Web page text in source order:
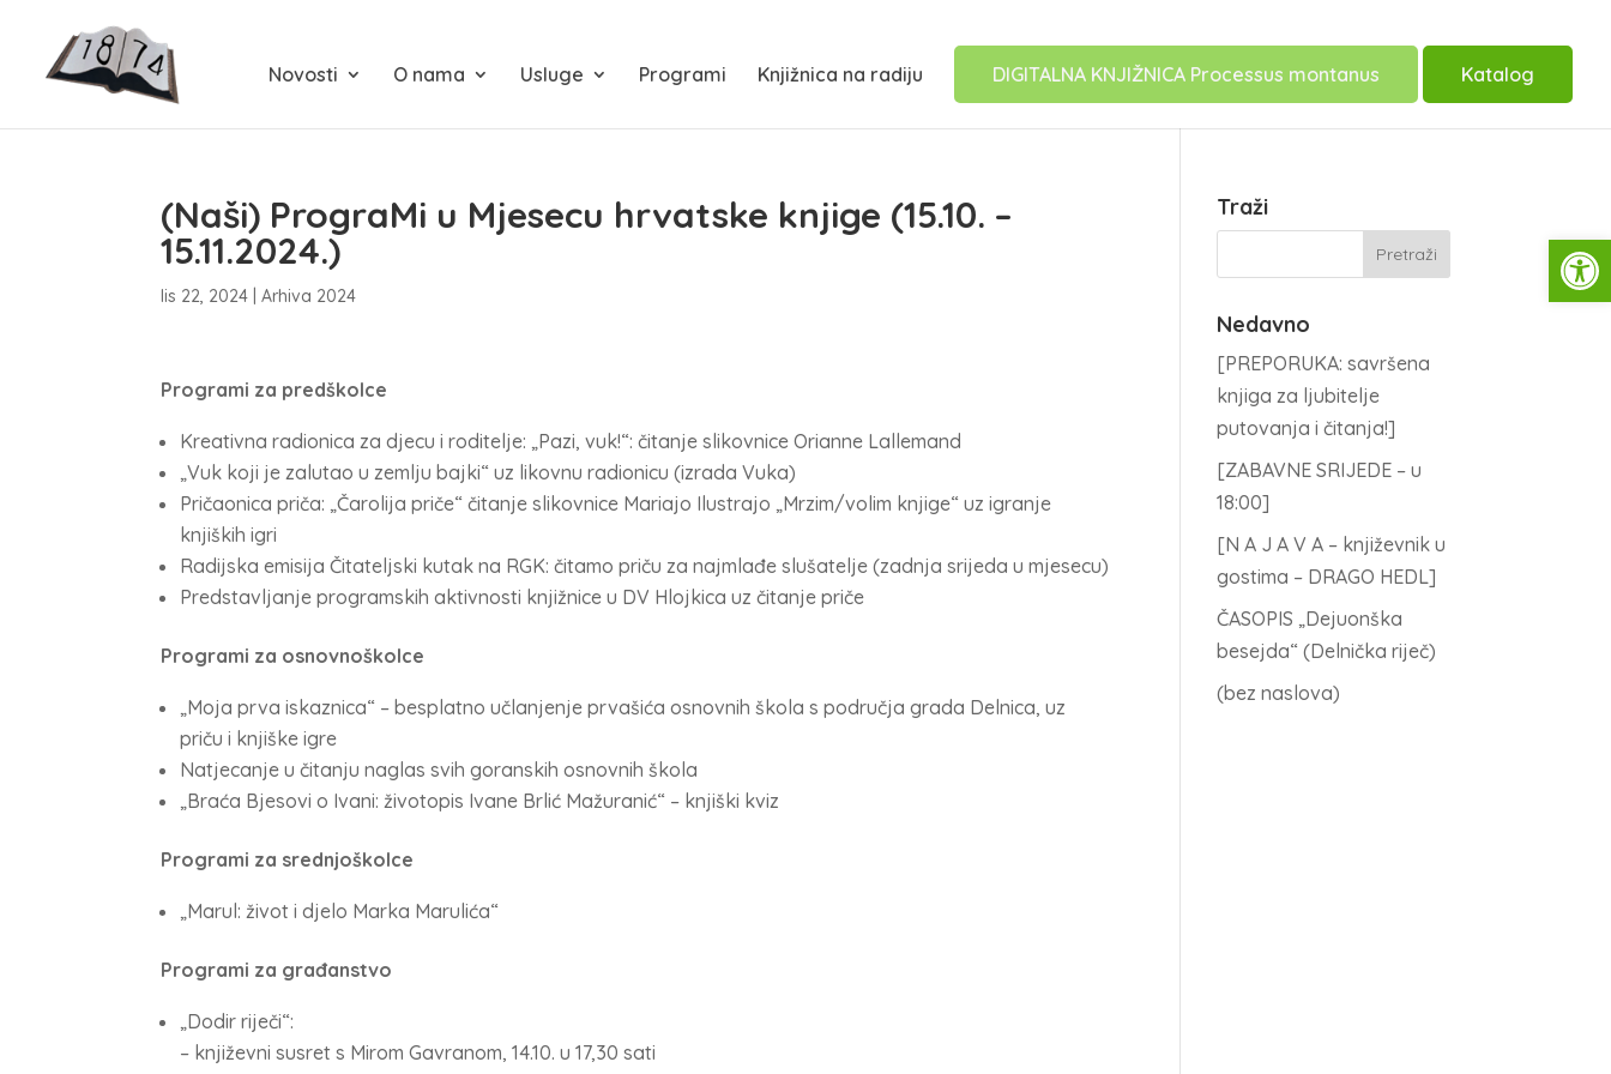
Novosti O nama Usluge Programi Knjižnica na radiju DIGITALNA KNJIŽNICA Processus montanus Katalog
(Naši) PrograMi u Mjesecu hrvatske knjige (15.10. –
15.11.2024.)
lis 22, 2024 |Arhiva 2024
Programi za predškolce
Kreativna radionica za djecu i roditelje: „Pazi, vuk!“: čitanje slikovnice Orianne Lallemand
„Vuk koji je zalutao u zemlju bajki“ uz likovnu radionicu (izrada Vuka)
Pričaonica priča: „Čarolija priče“ čitanje slikovnice Mariajo Ilustrajo „Mrzim/volim knjige“ uz igranje
knjiških igri
Radijska emisija Čitateljski kutak na RGK: čitamo priču za najmlađe slušatelje (zadnja srijeda u mjesecu)
Predstavljanje programskih aktivnosti knjižnice u DV Hlojkica uz čitanje priče
Programi za osnovnoškolce
„Moja prva iskaznica“ – besplatno učlanjenje prvašića osnovnih škola s područja grada Delnica, uz
priču i knjiške igre
Natjecanje u čitanju naglas svih goranskih osnovnih škola
„Braća Bjesovi o Ivani: životopis Ivane Brlić Mažuranić“ – knjiški kviz
Programi za srednjoškolce
„Marul: život i djelo Marka Marulića“
Programi za građanstvo
„Dodir riječi“:
– književni susret s Mirom Gavranom, 14.10. u 17,30 sati
Traži
Nedavno
[PREPORUKA: savršena
knjiga za ljubitelje
putovanja i čitanja!]
[ZABAVNE SRIJEDE – u
18:00]
[N A J A V A – književnik u
gostima – DRAGO HEDL]
ČASOPIS „Dejuonška
besejda“ (Delnička riječ)
(bez naslova)